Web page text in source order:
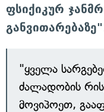
ფსიქიკურ
განვითარებაზე"
"ყველა
ძალადობის
მოვიპოეთ,